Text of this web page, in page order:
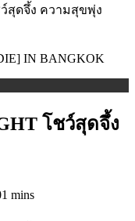
สุดจึ้ง ความสุขพุ่ง
โชว์สุดจึ้ง
1 mins